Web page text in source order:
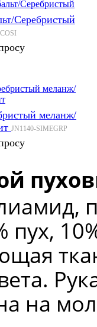
Серебристый
меланж/
JN1140-SIMEGRP
пух,
на